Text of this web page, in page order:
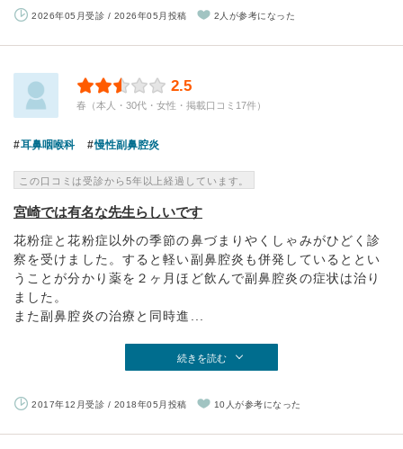
2026年05月受診 / 2026年05月投稿 2人が参考になった
2.5
春（本人・30代・女性・掲載口コミ17件）
耳鼻咽喉科 慢性副鼻腔炎
この口コミは受診から5年以上経過しています。
宮崎では有名な先生らしいです
花粉症と花粉症以外の季節の鼻づまりやくしゃみがひどく診
察を受けました。すると軽い副鼻腔炎も併発しているととい
うことが分かり薬を２ヶ月ほど飲んで副鼻腔炎の症状は治り
ました。
また副鼻腔炎の治療と同時進...
続きを読む
2017年12月受診 / 2018年05月投稿 10人が参考になった